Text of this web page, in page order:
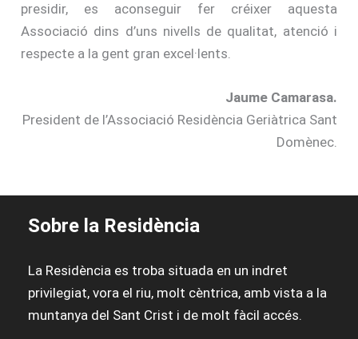
presidir, es aconseguir fer créixer aquesta
Associació dins d’uns nivells de qualitat, atenció i
respecte a la gent gran excel·lents.
Jaume Camarasa.
President de l’Associació Residència Geriàtrica Sant
Domènec.
Sobre la Residència
La Residència es troba situada en un indret
privilegiat, vora el riu, molt cèntrica, amb vista a la
muntanya del Sant Crist i de molt fàcil accés.